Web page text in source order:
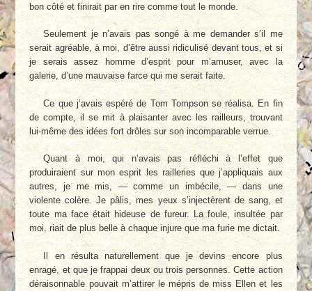
bon côté et finirait par en rire comme tout le monde.
Seulement je n’avais pas songé à me demander s’il me
serait agréable, à moi, d’être aussi ridiculisé devant tous, et si
je serais assez homme d’esprit pour m’amuser, avec la
galerie, d’une mauvaise farce qui me serait faite.
Ce que j’avais espéré de Tom Tompson se réalisa. En fin
de compte, il se mit à plaisanter avec les railleurs, trouvant
lui-même des idées fort drôles sur son incomparable verrue.
Quant à moi, qui n’avais pas réfléchi à l’effet que
produiraient sur mon esprit les railleries que j’appliquais aux
autres, je me mis, — comme un imbécile, — dans une
violente colère. Je pâlis, mes yeux s’injectèrent de sang, et
toute ma face était hideuse de fureur. La foule, insultée par
moi, riait de plus belle à chaque injure que ma furie me dictait.
Il en résulta naturellement que je devins encore plus
enragé, et que je frappai deux ou trois personnes. Cette action
déraisonnable pouvait m’attirer le mépris de miss Ellen et les